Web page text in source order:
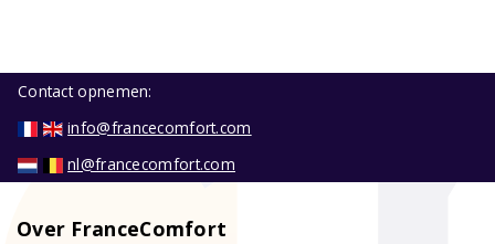
Contact opnemen:
info@francecomfort.com
nl@francecomfort.com
Over FranceComfort